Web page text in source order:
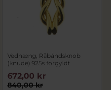
Vedhæng, Råbåndsknob
(knude) 925s forgyldt
840,00 kr
672,00 kr